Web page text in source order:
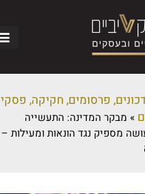
פרסומים, חקיקה, פסקי
» מבקר המדינה: התעשייה
מספיק נגד הונאות ומעילות –